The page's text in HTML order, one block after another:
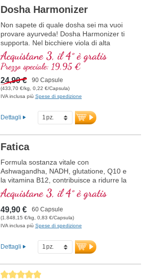
Dosha Harmonizer
Non sapete di quale dosha sei ma vuoi
provare ayurveda! Dosha Harmonizer ti
supporta. Nel bicchiere viola di alta
qualità.
Acquistane 3, il 4° è gratis
Prezzo speciale: 19,95 €
24,90 € 90 Capsule
(433,70 €/kg, 0,22 €/Capsula)
IVA inclusa più Spese di spedizione
Dettagli
Fatica
Formula sostanza vitale con
Ashwagandha, NADH, glutatione, Q10 e
la vitamina B12, contribuisce a ridurre la
stanchezza e la fatica.
Acquistane 3, il 4° è gratis
49,90 € 60 Capsule
(1.848,15 €/kg, 0,83 €/Capsula)
IVA inclusa più Spese di spedizione
Dettagli
Average rating of 5 out of 5 stars